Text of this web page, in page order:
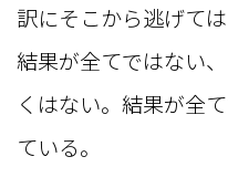
訳にそこから逃げては
結果が全てではない
くはない。結果が全
ている。